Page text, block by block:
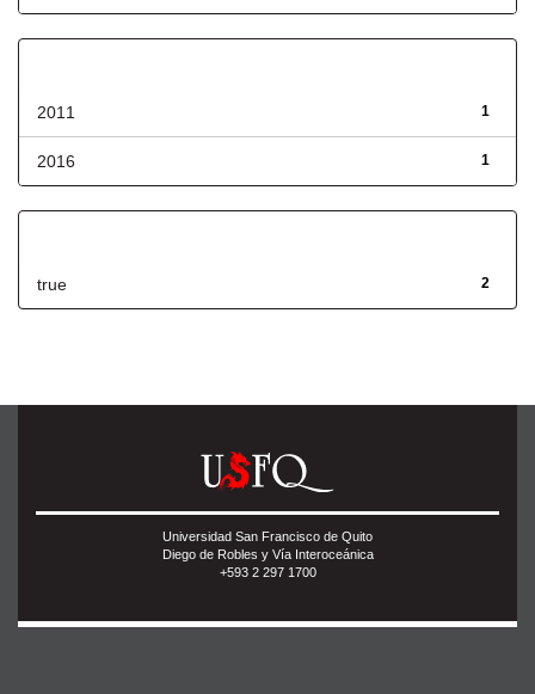
1
2011
1
2016
2
true
Universidad San Francisco de Quito
Diego de Robles y Vía Interoceánica
+593 2 297 1700